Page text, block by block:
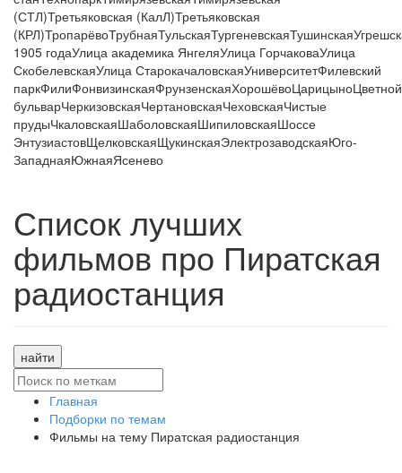
(СТЛ)Третьяковская (КалЛ)Третьяковская
(КРЛ)ТропарёвоТрубнаяТульскаяТургеневскаяТушинская
1905 годаУлица академика ЯнгеляУлица ГорчаковаУлица
СкобелевскаяУлица СтарокачаловскаяУниверситетФилевский
паркФилиФонвизинскаяФрунзенскаяХорошёвоЦарицыноЦветной
бульварЧеркизовскаяЧертановскаяЧеховскаяЧистые
прудыЧкаловскаяШаболовскаяШипиловскаяШоссе
ЭнтузиастовЩелковскаяЩукинскаяЭлектрозаводскаяЮго-
ЗападнаяЮжнаяЯсенево
Список лучших
фильмов про Пиратская
радиостанция
найти
Главная
Подборки по темам
Фильмы на тему Пиратская радиостанция